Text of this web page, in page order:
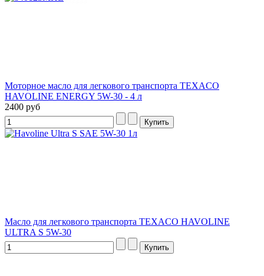
Моторное масло для легкового транспорта TEXACO
HAVOLINE ENERGY 5W-30 - 4 л
2400 руб
Масло для легкового транспорта TEXACO HAVOLINE
ULTRA S 5W-30